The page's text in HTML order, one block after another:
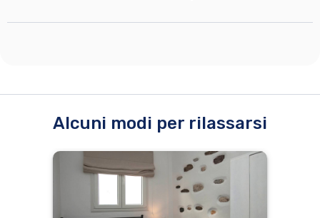
Alcuni modi per rilassarsi